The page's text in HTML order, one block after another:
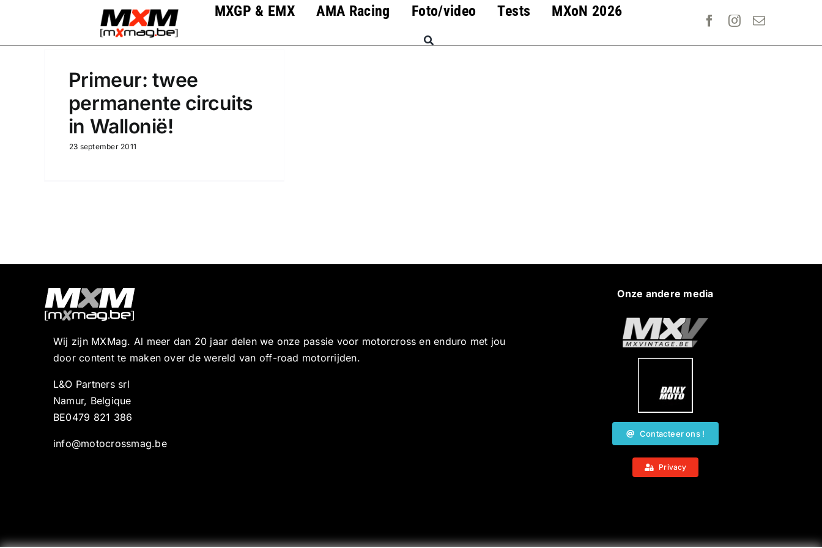
MXGP & EMX AMA Racing Foto/video Tests MXoN 2026
Primeur: twee
permanente circuits
in Wallonië!
23 september 2011
Wij zijn MXMag. Al meer dan 20 jaar delen we onze passie voor motorcross en enduro met jou
door content te maken over de wereld van off-road motorrijden.
L&O Partners srl
Namur, Belgique
BE0479 821 386
info@motocrossmag.be
Onze andere media
Contacteer ons !
Privacy